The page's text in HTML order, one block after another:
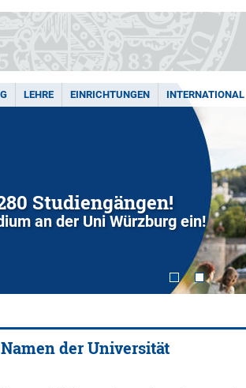
LEHRE EINRICHTUNGEN INTERNATIONAL
Studiengängen!
an der Uni Würzburg ein!
der Universität